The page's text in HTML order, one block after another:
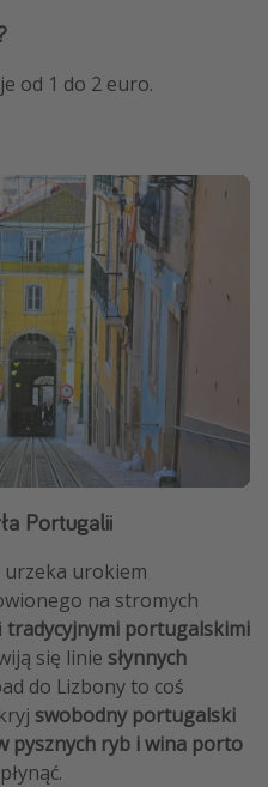
od 1 do 2 euro.
Portugalii
urzeka urokiem
na stromych
tradycyjnymi portugalskimi
się linie słynnych
do Lizbony to coś
swobodny portugalski
pysznych ryb i wina porto